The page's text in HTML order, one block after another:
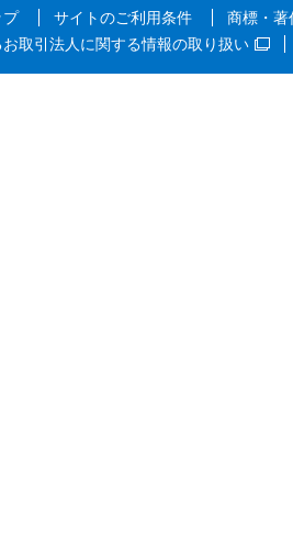
プ サイトのご利用条件
商標・著
取引法人に関する情報の取り扱い